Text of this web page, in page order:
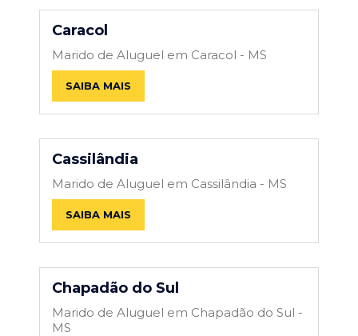
Caracol
Marido de Aluguel em Caracol - MS
SAIBA MAIS
Cassilândia
Marido de Aluguel em Cassilândia - MS
SAIBA MAIS
Chapadão do Sul
Marido de Aluguel em Chapadão do Sul -
MS